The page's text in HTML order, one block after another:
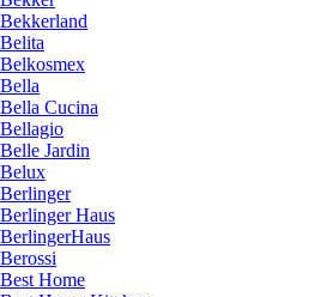
Bekkerland
Belita
Belkosmex
Bella
Bella Cucina
Bellagio
Belle Jardin
Belux
Berlinger
Berlinger Haus
BerlingerHaus
Berossi
Best Home